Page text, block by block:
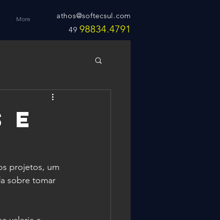
athos@softecsul.com
49 98834.4791
More
e
projetos, um
sobre tomar